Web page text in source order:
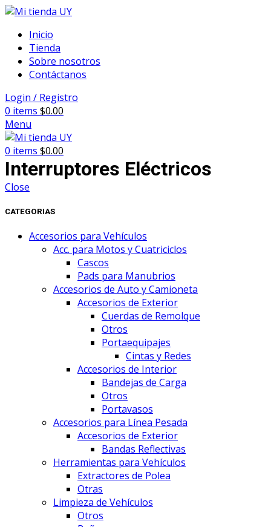
Inicio
Tienda
Sobre nosotros
Contáctanos
Login / Registro
0 items $0.00
Menu
0 items $0.00
Interruptores Eléctricos
Close
CATEGORIAS
Accesorios para Vehículos
Acc. para Motos y Cuatriciclos
Cascos
Pads para Manubrios
Accesorios de Auto y Camioneta
Accesorios de Exterior
Cuerdas de Remolque
Otros
Portaequipajes
Cintas y Redes
Accesorios de Interior
Bandejas de Carga
Otros
Portavasos
Accesorios para Línea Pesada
Accesorios de Exterior
Bandas Reflectivas
Herramientas para Vehículos
Extractores de Polea
Otras
Limpieza de Vehículos
Otros